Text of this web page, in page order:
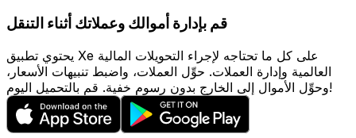
قم بإدارة أموالك وعملاتك أثناء التنقل
يحتوي تطبيق Xe على كل ما تحتاجه لإجراء التحويلات المالية
العالمية وإدارة العملات. حوِّل العملات، واضبط تنبيهات الأسعار،
وحوِّل الأموال إلى الخارج بدون رسوم خفية. قم بالتحميل اليوم!